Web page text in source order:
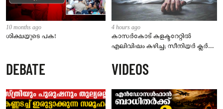
10 months ago
ശിക്ഷയുടെ പക!
4 hours ago
കാസർകോട് കളക്ടറേറ്റിൽ
എലിവിഷം കഴിച്ച; സീനിയർ ക്ലർക്ക്
DEBATE VIDEOS